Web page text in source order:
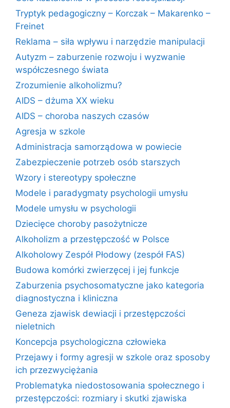
Tryptyk pedagogiczny – Korczak – Makarenko –
Freinet
Reklama – siła wpływu i narzędzie manipulacji
Autyzm – zaburzenie rozwoju i wyzwanie
współczesnego świata
Zrozumienie alkoholizmu?
AIDS – dżuma XX wieku
AIDS – choroba naszych czasów
Agresja w szkole
Administracja samorządowa w powiecie
Zabezpieczenie potrzeb osób starszych
Wzory i stereotypy społeczne
Modele i paradygmaty psychologii umysłu
Modele umysłu w psychologii
Dziecięce choroby pasożytnicze
Alkoholizm a przestępczość w Polsce
Alkoholowy Zespół Płodowy (zespół FAS)
Budowa komórki zwierzęcej i jej funkcje
Zaburzenia psychosomatyczne jako kategoria
diagnostyczna i kliniczna
Geneza zjawisk dewiacji i przestępczości
nieletnich
Koncepcja psychologiczna człowieka
Przejawy i formy agresji w szkole oraz sposoby
ich przezwyciężania
Problematyka niedostosowania społecznego i
przestępczości: rozmiary i skutki zjawiska